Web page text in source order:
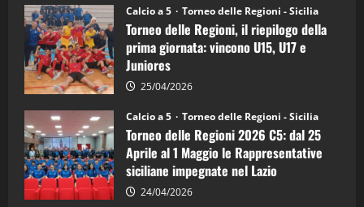
Juniores
è
vicecampione
d’Italia
Calcio a 5 Torneo delle Regioni - Sicilia
Torneo delle Regioni, il riepilogo della
prima giornata: vincono U15, U17 e
Juniores
25/04/2026
Calcio a 5 Torneo delle Regioni - Sicilia
Torneo delle Regioni 2026 C5: dal 25
Aprile al 1 Maggio le Rappresentative
siciliane impegnate nel Lazio
24/04/2026